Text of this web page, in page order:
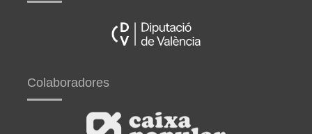
Colaboradores